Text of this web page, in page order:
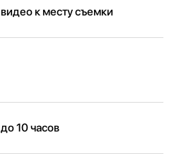
видео к месту съемки
до 10 часов